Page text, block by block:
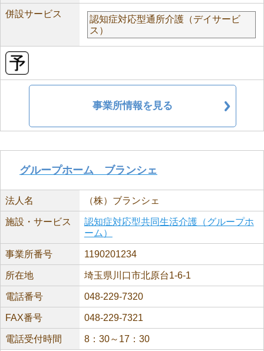
併設サービス
認知症対応型通所介護（デイサービ
ス）
事業所情報を見る
グループホーム ブランシェ
法人名 （株）ブランシェ
施設・サービス
認知症対応型共同生活介護（グループホ
ーム）
事業所番号 1190201234
所在地 埼玉県川口市北原台1-6-1
電話番号 048-229-7320
FAX番号 048-229-7321
電話受付時間 8：30～17：30